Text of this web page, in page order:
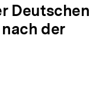
Deutschen
der